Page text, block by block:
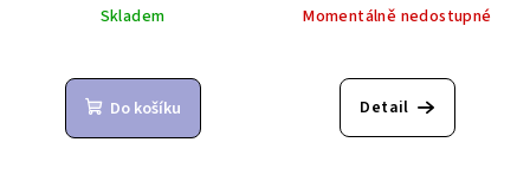
Skladem
Do košíku
Momentálně nedostupné
Detail